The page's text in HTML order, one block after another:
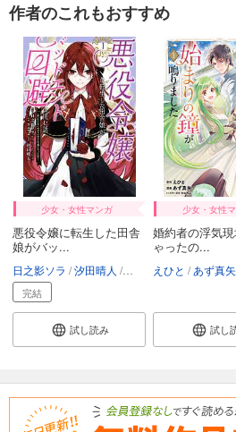
作者のこれもおすすめ
少女・女性マンガ
悪役令嬢に転生した田舎
娘がバッ...
日之影ソラ 汐田晴人 コユコム
完結
試し読み
少女・女性
婚約者の浮気
ゃったの...
えひと あず真矢
試し